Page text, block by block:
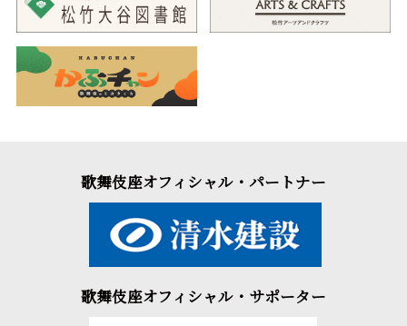
歌舞伎座オフィシャル・パートナー
歌舞伎座オフィシャル・サポーター